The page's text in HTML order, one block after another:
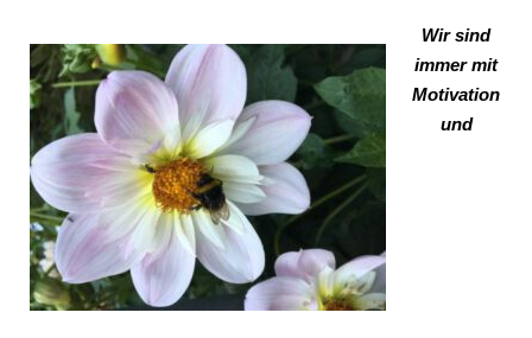
Wir sind
immer mit
Motivation
und